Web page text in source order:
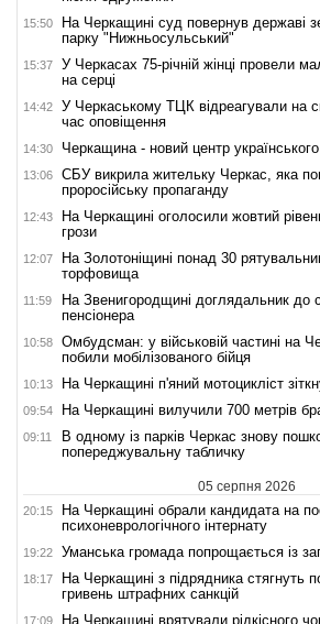
15:50
На Черкащині суд повернув державі
парку "Нижньосульський"
15:37
У Черкасах 75-річній жінці провели
на серці
14:42
У Черкаському ТЦК відреагували на
час оповіщення
14:30 Черкащина - новий центр
13:06
СБУ викрила жительку Черкас, яка
проросійську пропаганду
12:43
На Черкащині оголосили жовтий
грози
12:07
На Золотоніщині понад 30
торфовища
11:59
На Звенигородщині доглядальник до
пенсіонера
10:58
Омбудсман: у військовій частині на
побили мобілізованого бійця
10:13 На Черкащині п'яний мотоцикліст
09:54 На Черкащині вилучили 700 метрів
09:11
В одному із парків Черкас знову
попереджувальну табличку
05 серпня 2026
20:15
На Черкащині обрали кандидата на
психоневрологічного інтернату
19:22 Уманська громада попрощається із
18:17
На Черкащині з підрядника стягнуть
гривень штрафних санкцій
17:09 На Черкащині врятували рідкісного